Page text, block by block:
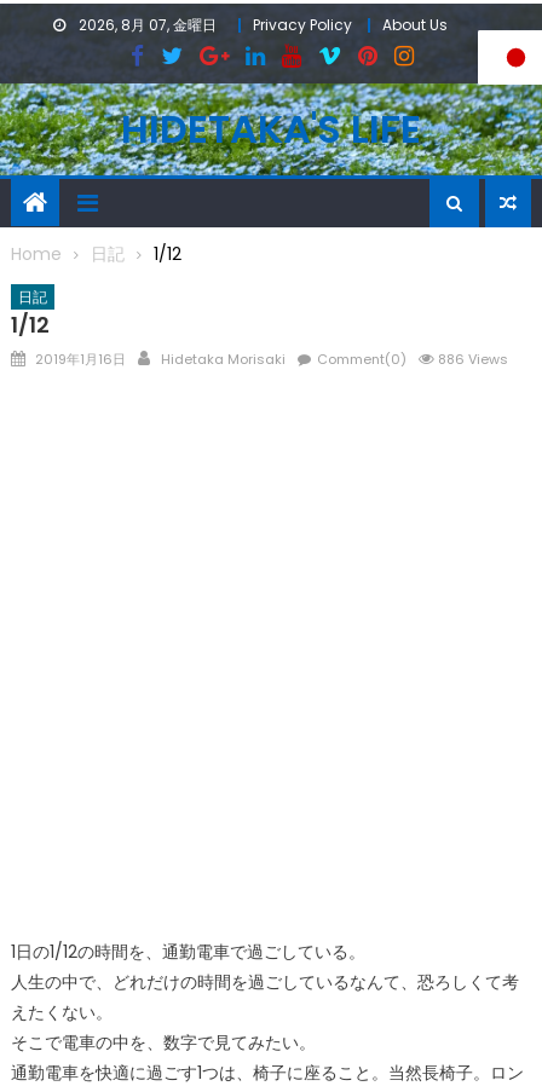
2026, 8月 07, 金曜日 Privacy Policy About Us
HIDETAKA'S LIFE
Home 日記 1/12
日記
1/12
Posted
2019年1月16日 Author
Hidetaka Morisaki Comment(0) 886 Views
1日の1/12の時間を、通勤電車で過ごしている。
人生の中で、どれだけの時間を過ごしているなんて、恐ろしくて考
えたくない。
そこで電車の中を、数字で見てみたい。
通勤電車を快適に過ごす1つは、椅子に座ること。当然長椅子。ロン